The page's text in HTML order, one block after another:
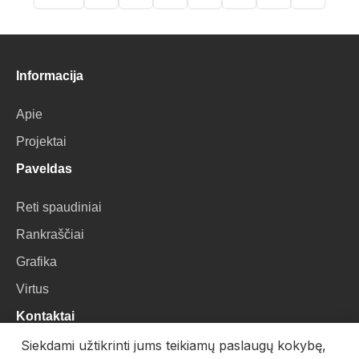
Informacija
Apie
Projektai
Paveldas
Reti spaudiniai
Rankraščiai
Grafika
Virtus
Kontaktai
VU Biblioteka
Siekdami užtikrinti jums teikiamų paslaugų kokybę,